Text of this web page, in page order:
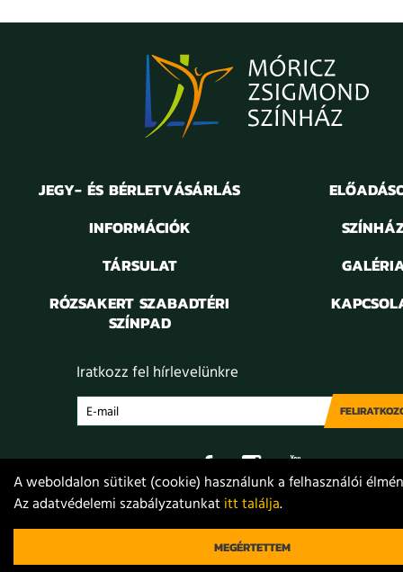
JEGY- ÉS BÉRLETVÁSÁRLÁS
INFORMÁCIÓK
TÁRSULAT
RÓZSAKERT SZABADTÉRI
SZÍNPAD
Iratkozz fel hírlevelünkre
Adatvédelem Jogi nyilatkozat Projektek
© 2021. Móricz Zsigmond Színház
A weboldalon sütiket (cookie) használunk a felhasználói
Az adatvédelemi szabályzatunkatitt találja.
MEGÉRTETTEM